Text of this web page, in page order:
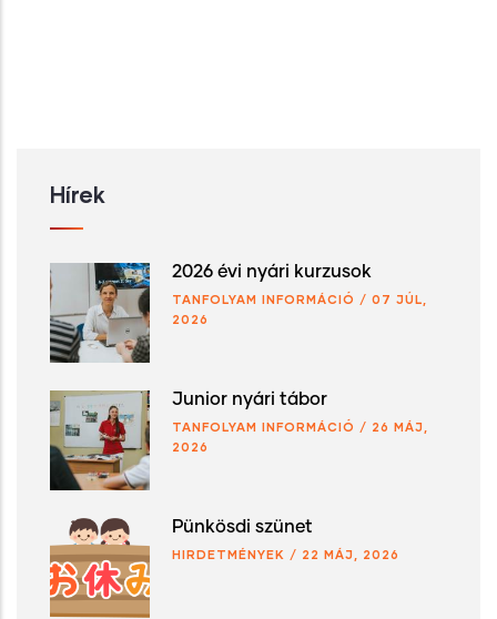
Hírek
2026 évi nyári kurzusok
TANFOLYAM INFORMÁCIÓ / 07 JÚL,
2026
Junior nyári tábor
TANFOLYAM INFORMÁCIÓ / 26 MÁJ,
2026
Pünkösdi szünet
HIRDETMÉNYEK / 22 MÁJ, 2026